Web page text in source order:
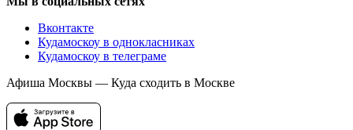
Вконтакте
Кудамоскоу в однокласниках
Кудамоскоу в телеграме
Афиша Москвы — Куда сходить в Москве